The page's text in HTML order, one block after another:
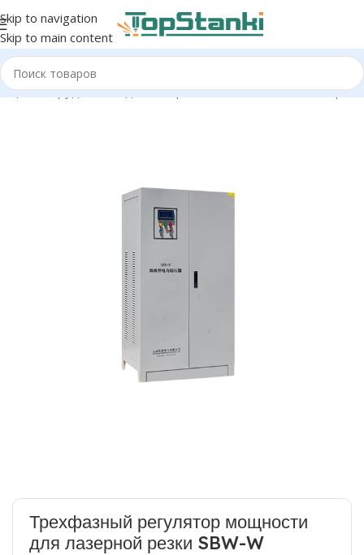
Skip to navigation
Skip to main content
/Доп оборудование для лазерных станков/Стабилизаторы
Трехфазный регулятор мощности
для лазерной резки SBW-W